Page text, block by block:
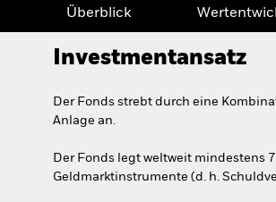
Überblick
Investmentansatz
Der Fonds strebt durch eine
Anlage an.
Der Fonds legt weltweit mindestens
Geldmarktinstrumente (d. h.